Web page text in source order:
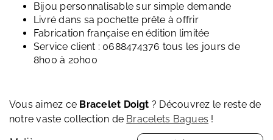
Bijou personnalisable sur simple demande
Livré dans sa pochette prête à offrir
Fabrication française en édition limitée
Service client : 0688474376 tous les jours de
8h00 à 20h00
Vous aimez ce Bracelet Doigt ? Découvrez le reste de
notre vaste collection de Bracelets Bagues !